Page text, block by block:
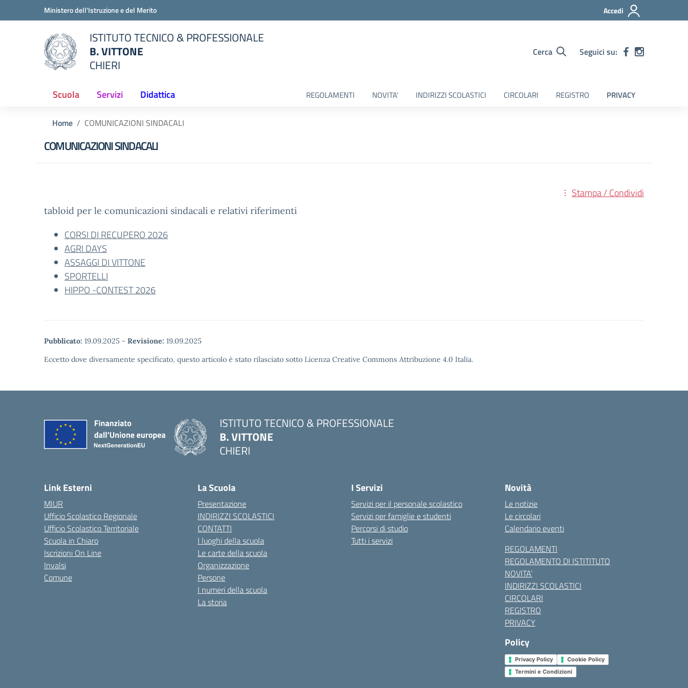
Vai ai contenuti
Vai al menu di navigazioneMinistero dell'Istruzione e del Merito Accedi
scuola
ISTITUTO TECNICO & PROFESSIONALE
B. VITTONE
CHIERI
Cerca Seguici su:
Scuola Servizi Didattica REGOLAMENTI NOVITA’ INDIRIZZI SCOLASTICI CIRCOLARI REGISTRO PRIVACY
Home COMUNICAZIONI SINDACALI
COMUNICAZIONI SINDACALI
Stampa / Condividi
tabloid per le comunicazioni sindacali e relativi riferimenti
CORSI DI RECUPERO 2026
AGRI DAYS
ASSAGGI DI VITTONE
SPORTELLI
HIPPO -CONTEST 2026
Pubblicato: 19.09.2025 - Revisione: 19.09.2025
Eccetto dove diversamente specificato, questo articolo è stato rilasciato sotto Licenza Creative Commons Attribuzione 4.0 Italia.
ISTITUTO TECNICO & PROFESSIONALE
B. VITTONE
CHIERI
Link Esterni
MIUR
Ufficio Scolastico Regionale
Ufficio Scolastico Territoriale
Scuola in Chiaro
Iscrizioni On Line
Invalsi
Comune
La Scuola
Presentazione
INDIRIZZI SCOLASTICI
CONTATTI
I luoghi della scuola
Le carte della scuola
Organizzazione
Persone
I numeri della scuola
La storia
I Servizi
Servizi per il personale scolastico
Servizi per famiglie e studenti
Percorsi di studio
Tutti i servizi
Novità
Le notizie
Le circolari
Calendario eventi
REGOLAMENTI
REGOLAMENTO DI ISTITITUTO
NOVITA’
INDIRIZZI SCOLASTICI
CIRCOLARI
REGISTRO
PRIVACY
Policy
Privacy Policy
Cookie Policy
Termini e Condizioni